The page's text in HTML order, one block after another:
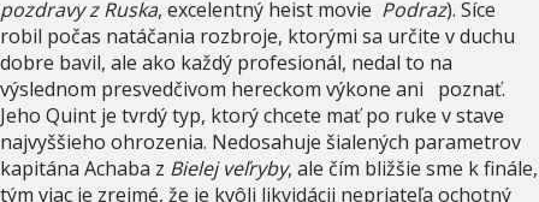
pozdravy z Ruska, excelentný heist movie Podraz). Síce
robil počas natáčania rozbroje, ktorými sa určite v duchu
dobre bavil, ale ako každý profesionál, nedal to na
výslednom presvedčivom hereckom výkone ani poznať.
Jeho Quint je tvrdý typ, ktorý chcete mať po ruke v stave
najvyššieho ohrozenia. Nedosahuje šialených parametrov
kapitána Achaba z Bielej veľryby, ale čím bližšie sme k finále,
tým viac je zrejmé, že je kvôli likvidácii nepriateľa ochotný